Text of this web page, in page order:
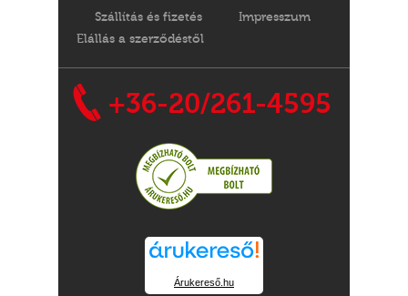
Szállítás és fizetés
Impresszum
Elállás a szerződéstől
+36-20/261-4595
Árukereső.hu